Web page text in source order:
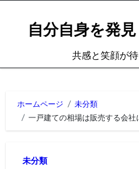
自分自身を発
共感と笑顔が
ホームページ
未分類
一戸建ての相場は販売する会社
未分類